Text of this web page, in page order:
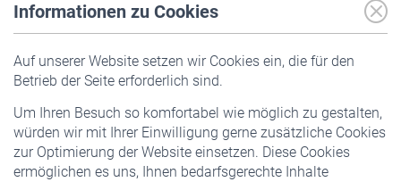
Informationen zu Cookies
Auf unserer Website setzen wir Cookies ein, die für den
Betrieb der Seite erforderlich sind.
Um Ihren Besuch so komfortabel wie möglich zu gestalten,
würden wir mit Ihrer Einwilligung gerne zusätzliche Cookies
zur Optimierung der Website einsetzen. Diese Cookies
ermöglichen es uns, Ihnen bedarfsgerechte Inhalte
Pflichtversicherung
Staatliche Förderung
Veranstaltungen